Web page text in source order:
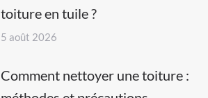
toiture en tuile ?
5 août 2026
Comment nettoyer une toiture :